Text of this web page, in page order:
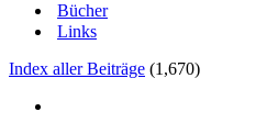
Bücher
Links
Index aller Beiträge (1,670)